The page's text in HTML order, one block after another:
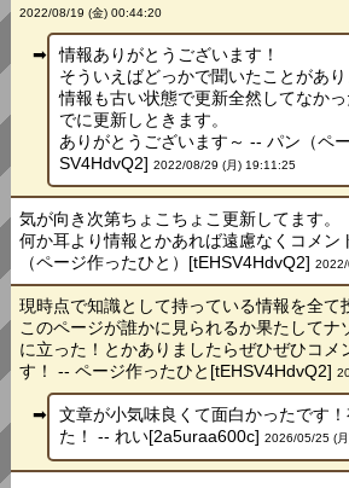
2022/08/19 (金) 00:44:20
情報ありがとうございます！
そういえばどっかで聞いたことがあり
情報も古い状態で更新全然してなか
でに更新しときます。
ありがとうございます～ -- パン（ペ
SV4HdvQ2] 2022/08/29 (月) 19:11:25
気が向き次第ちょこちょこ更新してます。
何か耳より情報とかあれば遠慮なくコメン
（ページ作ったひと）[tEHSV4HdvQ2]
現時点で知識として持っている情報を全て
このページが誰かに見られるか果たしてナ
に立った！とかありましたらぜひぜひコメ
す！ -- ページ作ったひと[tEHSV4HdvQ2]
文章が小気味良くて面白かったです
た！ -- れい[2a5uraa600c] 2026/05/25 (